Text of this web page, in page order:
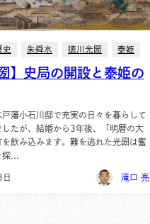
史 朱舜水 徳川光圀 泰姫
】史局の開設と泰姫の
藩小石川邸で充実の日々を暮らして
したが、結婚から3年後、「明暦の大
を飲み込みます。難を逃れた光圀は奮
...
滝口 亮